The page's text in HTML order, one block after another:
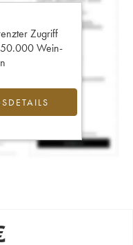
Zugriff
Wein-